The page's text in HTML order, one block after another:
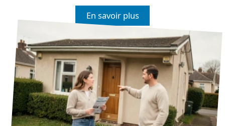
En savoir plus